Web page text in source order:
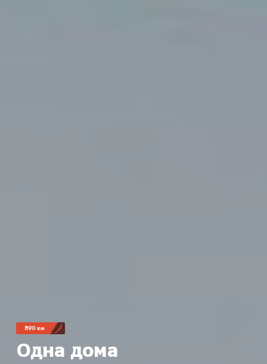
890 км
Одна дома